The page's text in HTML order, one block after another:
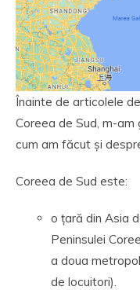
Înainte de articolele
Coreea de Sud, m-
cum am făcut și
Coreea de Sud este:
o țară din Asia
Peninsulei
a doua
de locuitori).